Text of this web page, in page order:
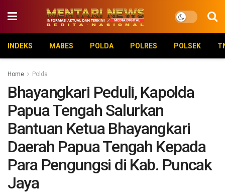
INDEKS MABES POLDA POLRES POLSEK
Home Polda
Bhayangkari Peduli, Kapolda
Papua Tengah Salurkan
Bantuan Ketua Bhayangkari
Daerah Papua Tengah Kepada
Para Pengungsi di Kab. Puncak
Jaya